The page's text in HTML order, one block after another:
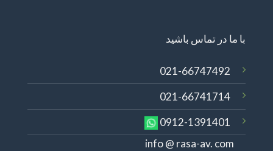
با ما در تماس باشید
021-66747492
021-66741714
0912-1391401
info @ rasa-av. com